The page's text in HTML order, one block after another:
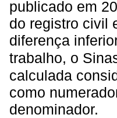
publicado em
do registro civil
diferença
trabalho, o
calculada
como
denominador.